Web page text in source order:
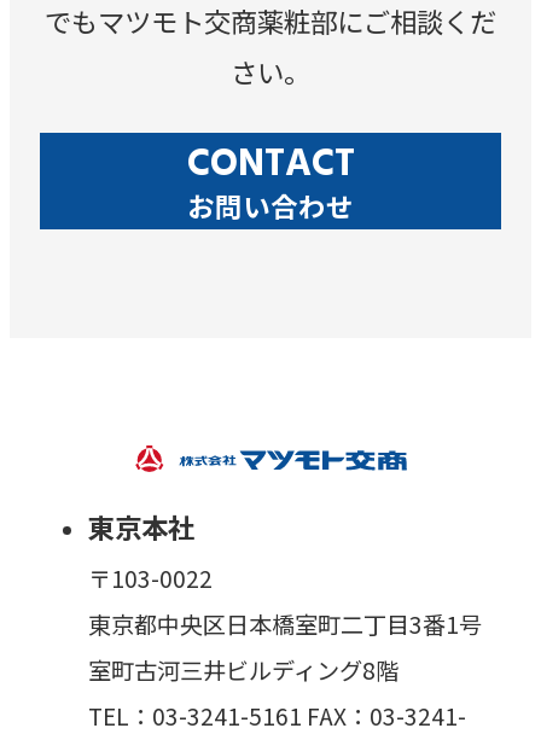
でもマツモト交商薬粧部にご相談くだ
さい。
CONTACT
お問い合わせ
東京本社
〒103-0022
東京都中央区日本橋室町二丁目3番1号
室町古河三井ビルディング8階
TEL：03-3241-5161 FAX：03-3241-